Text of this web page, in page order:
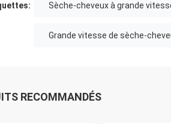
Sèche-cheveux à grande
Grande vitesse de sèche-
RECOMMANDÉS